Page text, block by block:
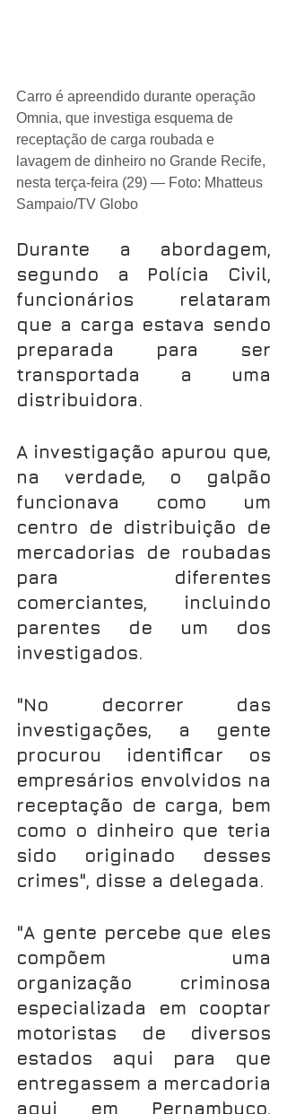
Carro é apreendido durante operação
Omnia, que investiga esquema de
receptação de carga roubada e
lavagem de dinheiro no Grande Recife,
nesta terça-feira (29) — Foto: Mhatteus
Sampaio/TV Globo
Durante a abordagem,
segundo a Polícia Civil,
funcionários relataram
que a carga estava sendo
preparada para ser
transportada a uma
distribuidora.
A investigação apurou que,
na verdade, o galpão
funcionava como um
centro de distribuição de
mercadorias de roubadas
para diferentes
comerciantes, incluindo
parentes de um dos
investigados.
"No decorrer das
investigações, a gente
procurou identificar os
empresários envolvidos na
receptação de carga, bem
como o dinheiro que teria
sido originado desses
crimes", disse a delegada.
"A gente percebe que eles
compõem uma
organização criminosa
especializada em cooptar
motoristas de diversos
estados aqui para que
entregassem a mercadoria
aqui em Pernambuco.